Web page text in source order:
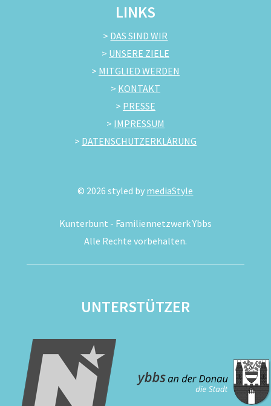
LINKS
> DAS SIND WIR
> UNSERE ZIELE
> MITGLIED WERDEN
> KONTAKT
> PRESSE
> IMPRESSUM
> DATENSCHUTZERKLÄRUNG
© 2026 styled by mediaStyle
Kunterbunt - Familiennetzwerk Ybbs
Alle Rechte vorbehalten.
UNTERSTÜTZER